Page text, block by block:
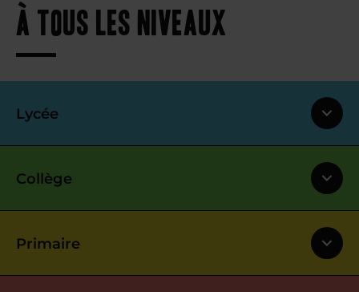
à tous les niveaux
Lycée
Collège
Primaire